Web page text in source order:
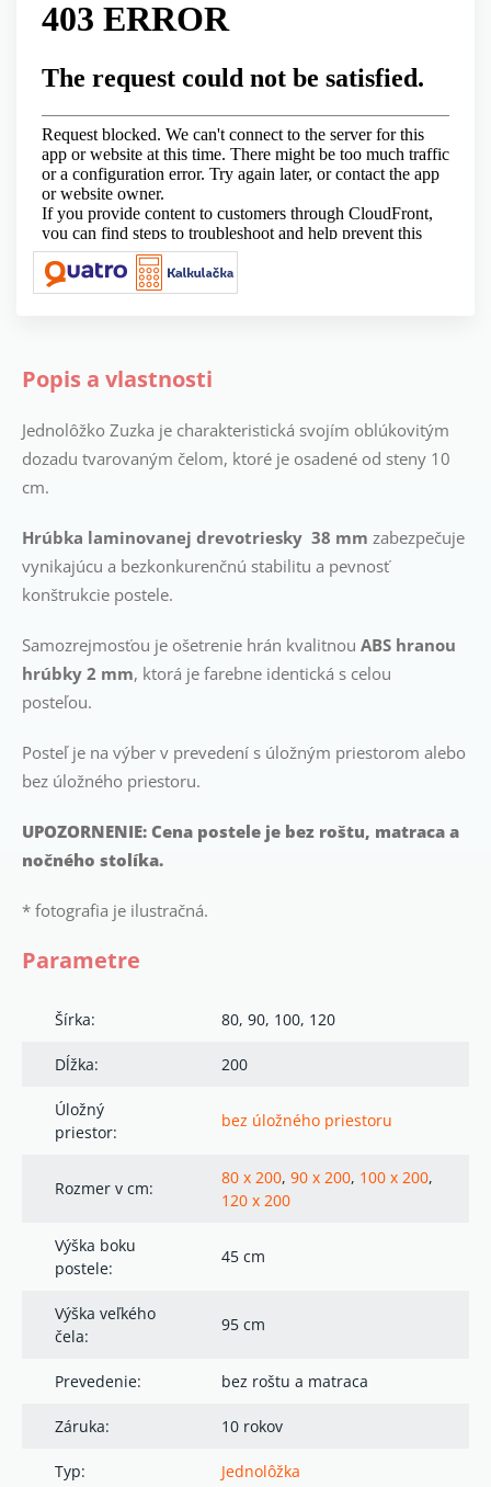
Popis a vlastnosti
Jednolôžko Zuzka je charakteristická svojím oblúkovitým
dozadu tvarovaným čelom, ktoré je osadené od steny 10
cm.
Hrúbka laminovanej drevotriesky 38 mm zabezpečuje
vynikajúcu a bezkonkurenčnú stabilitu a pevnosť
konštrukcie postele.
Samozrejmosťou je ošetrenie hrán kvalitnou ABS hranou
hrúbky 2 mm, ktorá je farebne identická s celou
posteľou.
Posteľ je na výber v prevedení s úložným priestorom alebo
bez úložného priestoru.
UPOZORNENIE: Cena postele je bez roštu, matraca a
nočného stolíka.
* fotografia je ilustračná.
Parametre
Šírka: 80, 90, 100, 120
Dĺžka: 200
Úložný
priestor:
bez úložného priestoru
Rozmer v cm:
80 x 200, 90 x 200, 100 x 200,
120 x 200
Výška boku
postele:
45 cm
Výška veľkého
čela:
95 cm
Prevedenie: bez roštu a matraca
Záruka: 10 rokov
Typ: Jednolôžka